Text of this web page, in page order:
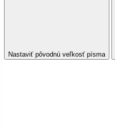
Nastaviť pôvodnú veľkosť písma